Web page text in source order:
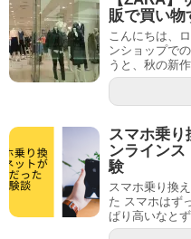
販で買い物
こんにちは、
ンショップで
うと、秋の新
スマホ乗
ンライン
験
スマホ乗り換
た スマホはず
ぱり高いなと